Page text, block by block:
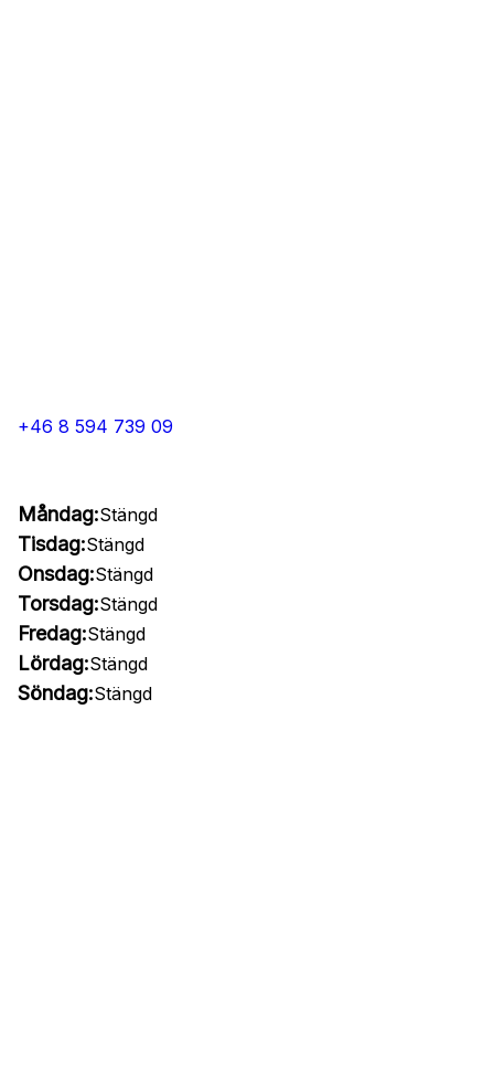
+46 8 594 739 09
Måndag:Stängd
Tisdag:Stängd
Onsdag:Stängd
Torsdag:Stängd
Fredag:Stängd
Lördag:Stängd
Söndag:Stängd